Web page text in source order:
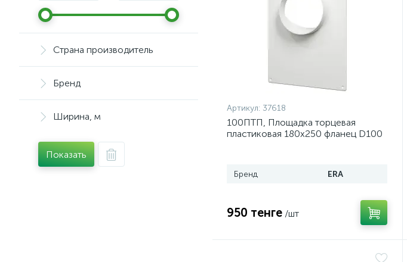
Страна производитель
Бренд
Ширина, м
Показать
Артикул: 37618
100ПТП, Площадка торцевая
пластиковая 180х250 фланец D100
Бренд ERA
950 тенге /шт